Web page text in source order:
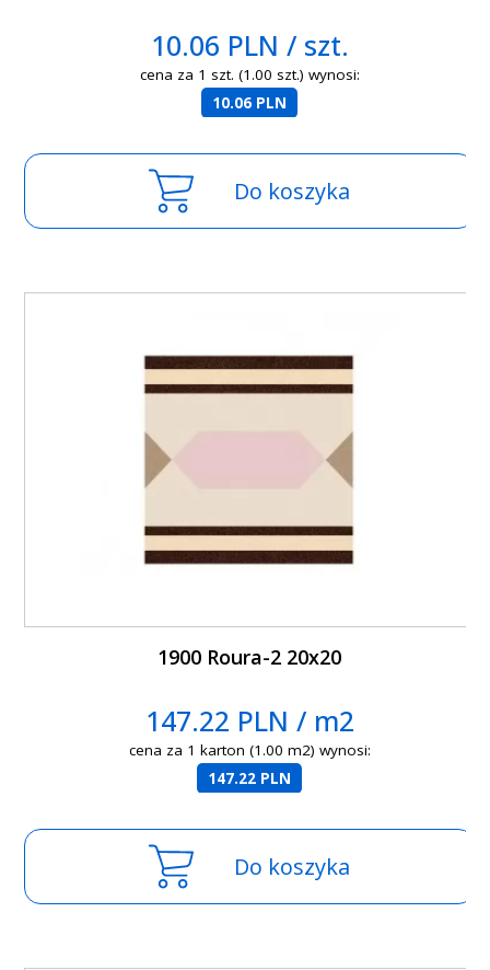
10.06 PLN / szt.
cena za 1 szt. (1.00 szt.) wynosi:
10.06 PLN
Do koszyka
1900 Roura-2 20x20
147.22 PLN / m2
cena za 1 karton (1.00 m2) wynosi:
147.22 PLN
Do koszyka